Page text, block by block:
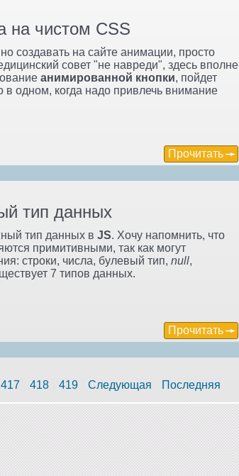
на чистом CSS
создавать на сайте анимации, просто
совет "не навреди", здесь вполне
анимированной кнопки, пойдет
в одном, когда надо привлечь внимание
Прочитать
тип данных
тип данных в JS. Хочу напомнить, что
примитивными, так как могут
строки, числа, булевый тип, null,
7 типов данных.
Прочитать
417 418 419 Следующая Последняя